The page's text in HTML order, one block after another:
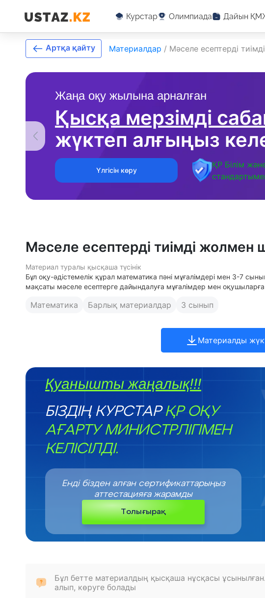
Курстар Олимпиада Дайын
Жаңа оқу жылына арналған
Қысқа мерзімді
жүктеп алғыңыз
Үлгісін көру
ҚР Білім
Артқа қайту Материалдар / Мәселе есептерді
Мәселе есептерді тиімді жолмен
Материал туралы қысқаша түсінік
Бұл оқу-әдістемелік құрал математика пәні мұғалімдері мен 3-7
мақсаты мәселе есептерге дайындалуға мұғалімдер мен
Математика Барлық материалдар 3 сынып
Материалды
Қуанышты жаңалық!!!
БІЗДІҢ КУРСТАР ҚР ОҚУ
АҒАРТУ МИНИСТРЛІГІМЕН
КЕЛІСІЛДІ.
Енді бізден алған сертификаттарыңыз
аттестацияға жарамды
Толығырақ
Бұл бетте материалдың қысқаша нұсқасы
алып, көруге болады